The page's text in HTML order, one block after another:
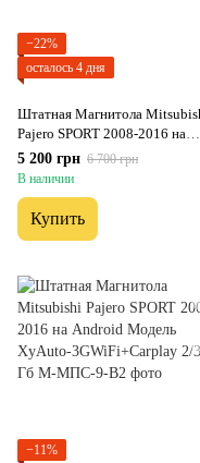
−22%
осталось 4 дня
Штатная Магнитола
Pajero SPORT 2008-2016 на
Android Модель JAC-3GWiFi
5 200 грн 6 700 грн
В наличии
Купить
−11%